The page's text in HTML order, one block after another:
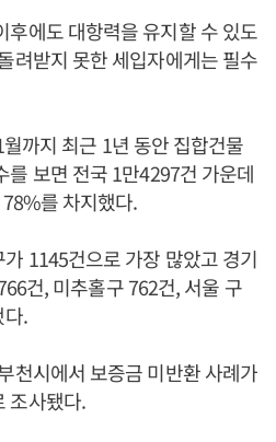
후에도 대항력을 유지할 수 있도
려받지 못한 세입자에게는 필수
까지 최근 1년 동안 집합건물
를 보면 전국 1만4297건 가운데
를 차지했다.
1145건으로 가장 많았고 경기
건, 미추홀구 762건, 서울 구
.
천시에서 보증금 미반환 사례가
조사됐다.